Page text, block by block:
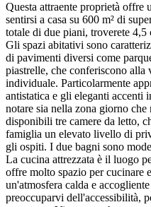
Questa attraente proprietà offre
sentirsi a casa su 600 m² di
totale di due piani, troverete
Gli spazi abitativi sono
di pavimenti diversi come
piastrelle, che conferiscono alla
individuale. Particolarmente
antistatica e gli eleganti accenti
notare sia nella zona giorno
disponibili tre camere da letto,
famiglia un elevato livello di
gli ospiti. I due bagni sono
La cucina attrezzata è il luogo
offre molto spazio per cucinare
un'atmosfera calda e
preoccuparvi dell'accessibilità,